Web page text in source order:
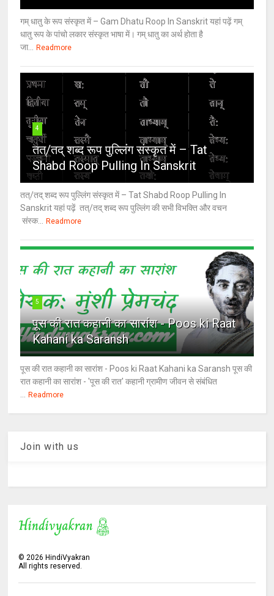
गम् धातु के रूप संस्कृत में – Gam Dhatu Roop In Sanskrit यहां पढ़ें गम्
धातु रूप के पांचो लकार संस्कृत भाषा में। गम् धातु का अर्थ होता है
जा...
Readmore
4
तत्/तद् शब्द रूप पुल्लिंग संस्कृत में – Tat
Shabd Roop Pulling In Sanskrit
तत्/तद् शब्द रूप पुल्लिंग संस्कृत में – Tat Shabd Roop Pulling In
Sanskrit यहां पढ़ें तत्/तद् शब्द रूप पुल्लिंग की सभी विभक्ति और वचन
संस्क...
Readmore
5
पूस की रात कहानी का सारांश - Poos ki Raat
Kahani ka Saransh
पूस की रात कहानी का सारांश - Poos ki Raat Kahani ka Saransh पूस की
रात कहानी का सारांश - 'पूस की रात' कहानी ग्रामीण जीवन से संबंधित
Readmore
Join with us
©2026 HindiVyakran
All rights reserved.